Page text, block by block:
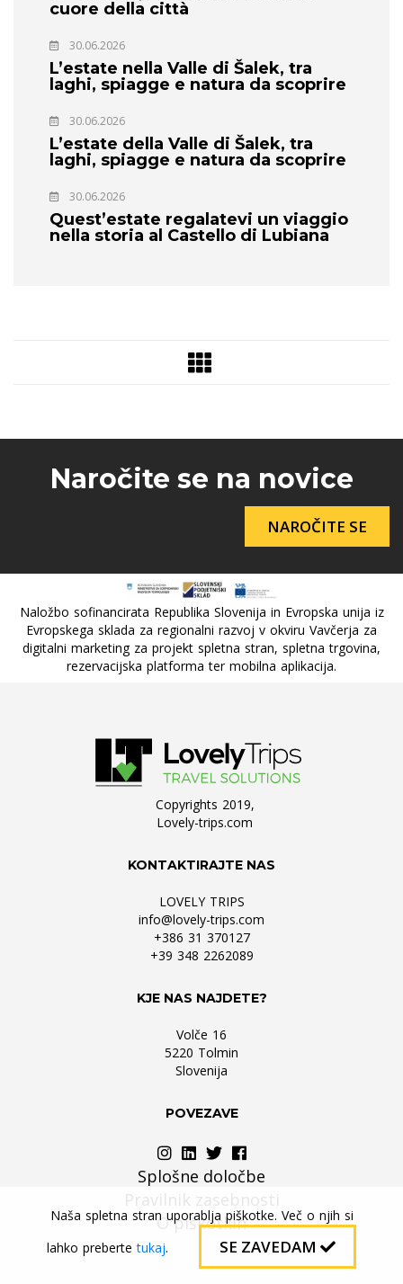
cuore della città
30.06.2026
L’estate nella Valle di Šalek, tra
laghi, spiagge e natura da scoprire
30.06.2026
L’estate della Valle di Šalek, tra
laghi, spiagge e natura da scoprire
30.06.2026
Quest’estate regalatevi un viaggio
nella storia al Castello di Lubiana
Naša spletna stran uporablja piškotke. Več o njih si
lahko prebertetukaj. SE ZAVEDAM
Naročite se na novice
NAROČITE SE
Naložbo sofinancirata Republika Slovenija in Evropska unija iz
Evropskega sklada za regionalni razvoj v okviru Vavčerja za
digitalni marketing za projekt spletna stran, spletna trgovina,
rezervacijska platforma ter mobilna aplikacija.
Copyrights 2019,
Lovely-trips.com
KONTAKTIRAJTE NAS
LOVELY TRIPS
info@lovely-trips.com
+386 31 370127
+39 348 2262089
KJE NAS NAJDETE?
Volče 16
5220 Tolmin
Slovenija
POVEZAVE
Splošne določbe
Pravilnik zasebnosti
O piškotkih